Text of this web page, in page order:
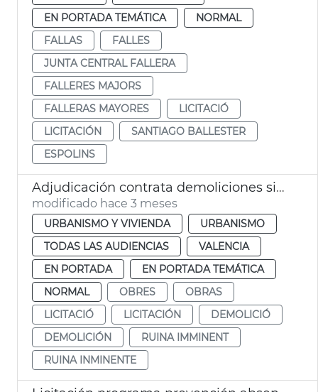
EN PORTADA TEMÁTICA
NORMAL
FALLAS
FALLES
JUNTA CENTRAL FALLERA
FALLERES MAJORS
FALLERAS MAYORES
LICITACIÓ
LICITACIÓN
SANTIAGO BALLESTER
ESPOLINS
Adjudicación contrata demoliciones situaciones ruina inminente València
modificado hace 3 meses
URBANISMO Y VIVIENDA
URBANISMO
TODAS LAS AUDIENCIAS
VALENCIA
EN PORTADA
EN PORTADA TEMÁTICA
NORMAL
OBRES
OBRAS
LICITACIÓ
LICITACIÓN
DEMOLICIÓ
DEMOLICIÓN
RUINA IMMINENT
RUINA INMINENTE